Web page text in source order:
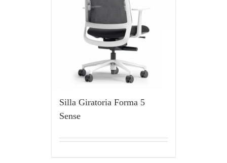
Silla Giratoria Forma 5
Sense